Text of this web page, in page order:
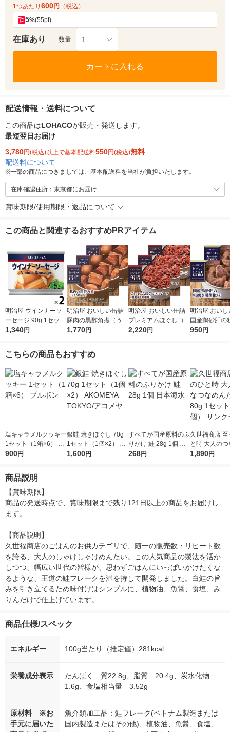
1つあたり 600円 （税込）
5%(55pt)
在庫あり 数量 1
カートに入れる
配送情報・送料について
この商品はLOHACOが販売・発送します。
最短翌日お届け
3,780円(税込)以上で基本配送料550円(税込)無料
配送料について
※一部の商品につきましては、基本配送料を当社が負担いたします。
在庫確認住所：東京都にお届け
賞味期限/使用期限・返品について
この商品と関連するおすすめPRアイテム
明治屋 ウインナーソ
ーセージ 90g 1セット
（1個×2）缶詰
1,340円
明治屋 おいしい缶詰
豚肉の黒酢角煮（うず
ら卵入り） 1セット
1,770円
明治屋 おいしい缶詰
プレミアムほぐしコン
ビーフ 1セット（3
2,220円
明治屋 おいし
国産鶏砂肝の
胡椒味 1セッ
950円
こちらの商品もおすすめ
塩キャラメルクッキー
1セット（1箱×6） ブ
ルボン
900円
銀鮭 焼きほぐし 70g
1セット（1個×2） AK
OMEYA TOKYO/アコ
1,600円
すべてが国産原料のふ
りかけ 鮭 28g 1個 日
本海水
268円
久世福商店
と時 大人の
めんたい 80g
1,890円
商品説明
【賞味期限】
商品の発送時点で、賞味期限まで残り121日以上の商品をお届けし
ます。
【商品説明】
久世福商店のごはんのお供カテゴリで、随一の販売数・リピート数
を誇る、大人のしゃけしゃけめんたい。この人気商品の製法を活か
しつつ、幅広い世代の皆様が、思わずごはんにいっぱいかけたくな
るような、王道の鮭フレークを満を持して開発しました。白鮭の旨
みを引き立てるため味付けはシンプルに、植物油、魚醤、食塩、み
りんだけで仕上げています。
商品仕様/スペック
エネルギー 100g当たり（推定値）281kcal
栄養成分表示
たんぱく 質22.8g、脂質 20.4g、炭水化物
1.6g、食塩相当量 3.52g
原材料 ※お
手元に届いた
魚介類加工品：鮭フレーク(ベトナム製造または
国内製造またはその他)、植物油、魚醤、食塩、